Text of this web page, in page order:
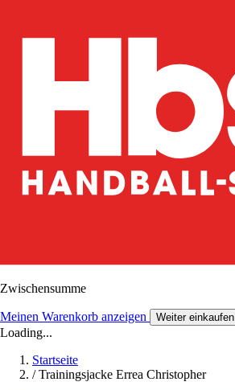
Zwischensumme
Meinen Warenkorb anzeigen Weiter einkaufen
Loading...
Startseite
/ Trainingsjacke Errea Christopher